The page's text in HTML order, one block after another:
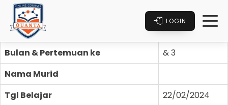
LOGIN
Bulan & Pertemuan ke
& 3
Nama Murid
Tgl Belajar
22/02/2024